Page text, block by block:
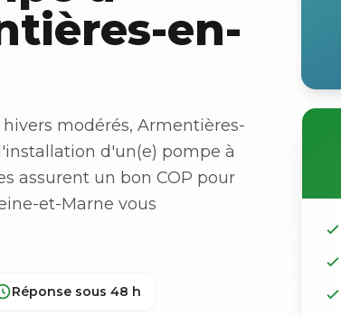
en-
modérés, Armentières-
d'un(e) pompe à
assurent un bon COP pour
et-Marne vous
Réponse sous 48 h